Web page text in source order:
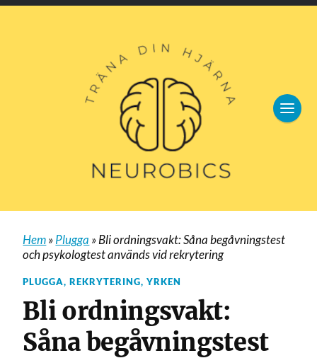
Hem»Plugga »Bli ordningsvakt: Såna begåvningstest
och psykologtest används vid rekrytering
PLUGGA,REKRYTERING,YRKEN
Bli ordningsvakt:
Såna begåvningstest